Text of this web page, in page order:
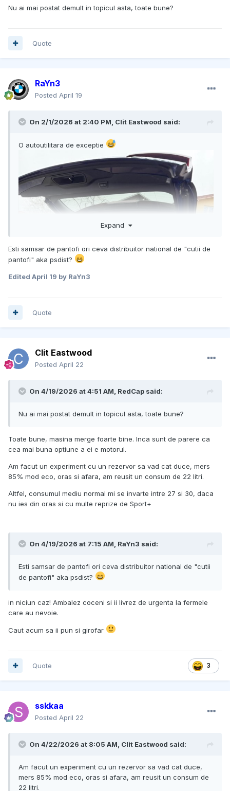
Nu ai mai postat demult in topicul asta, toate bune?
Quote
RaYn3
Posted April 19
On 2/1/2026 at 2:40 PM, Clit Eastwood said:
O autoutilitara de exceptie
Expand
Esti samsar de pantofi ori ceva distribuitor national de "cutii de
pantofi" aka psdist?
Edited April 19 by RaYn3
Quote
Clit Eastwood
Posted April 22
On 4/19/2026 at 4:51 AM, RedCap said:
Nu ai mai postat demult in topicul asta, toate bune?
Toate bune, masina merge foarte bine. Inca sunt de parere ca
cea mai buna optiune a ei e motorul.
Am facut un experiment cu un rezervor sa vad cat duce, mers
85% mod eco, oras si afara, am reusit un consum de 22 litri.
Altfel, consumul mediu normal mi se invarte intre 27 si 30, daca
nu ies din oras si cu multe reprize de Sport+
On 4/19/2026 at 7:15 AM, RaYn3 said:
Esti samsar de pantofi ori ceva distribuitor national de "cutii
de pantofi" aka psdist?
in niciun caz! Ambalez coceni si ii livrez de urgenta la fermele
care au nevoie.
Caut acum sa ii pun si girofar
3
Quote
sskkaa
Posted April 22
On 4/22/2026 at 8:05 AM, Clit Eastwood said:
Am facut un experiment cu un rezervor sa vad cat duce,
mers 85% mod eco, oras si afara, am reusit un consum de
22 litri.